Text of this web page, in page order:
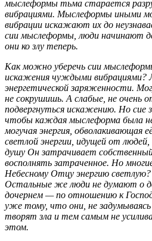
мыслеформы тьма старается
вибрациями. Мыслеформы иными
вибрации искажают их до
сии мыслеформы, люди начинают
они ко злу теперь.
Как можно уберечь сии
искажения чуждыми вибрациями?
энергетической заряженности.
не сокрушишь. А слабые, не очень
подвергнуться искажению. Но сие
чтобы каждая мыслеформа была
могучая энергия, обволакивающая
светлой энергии, идущей от
душу Он затрачивает
восполнять затраченное. Но
Небесному Отцу энергию
Остальные же люди не думают о
дочернем — по отношению к
уже тому, что они, не
творят зла и тем самым не
этом.